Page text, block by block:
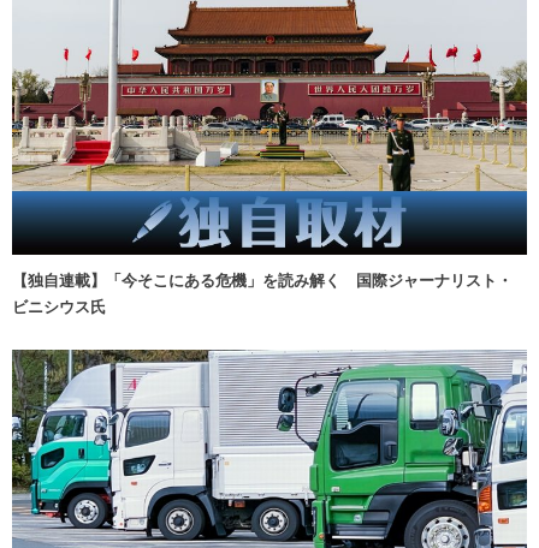
【独自連載】「今そこにある危機」を読み解く 国際ジャーナリスト・
ビニシウス氏